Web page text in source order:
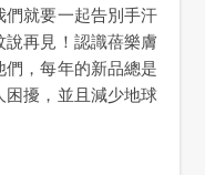
們就要一起告別手汗
再見！認識蓓樂膚
，每年的新品總是
擾，並且減少地球